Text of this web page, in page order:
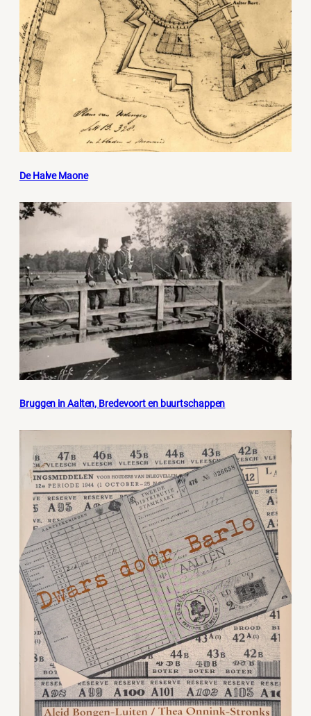
De Halve Maone
Bruggen in Aalten, Bredevoort en buurtschappen